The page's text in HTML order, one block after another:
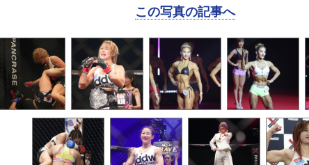
この写真の記事へ